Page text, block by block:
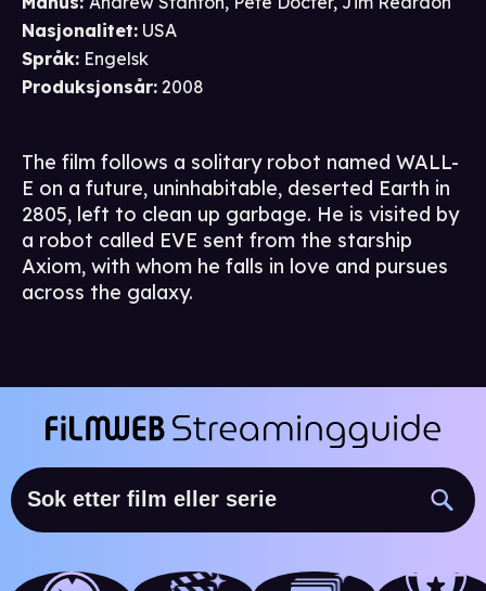
Nasjonalitet: USA
Språk: Engelsk
Produksjonsår: 2008
The film follows a solitary robot named WALL-
E on a future, uninhabitable, deserted Earth in
2805, left to clean up garbage. He is visited by
a robot called EVE sent from the starship
Axiom, with whom he falls in love and pursues
across the galaxy.